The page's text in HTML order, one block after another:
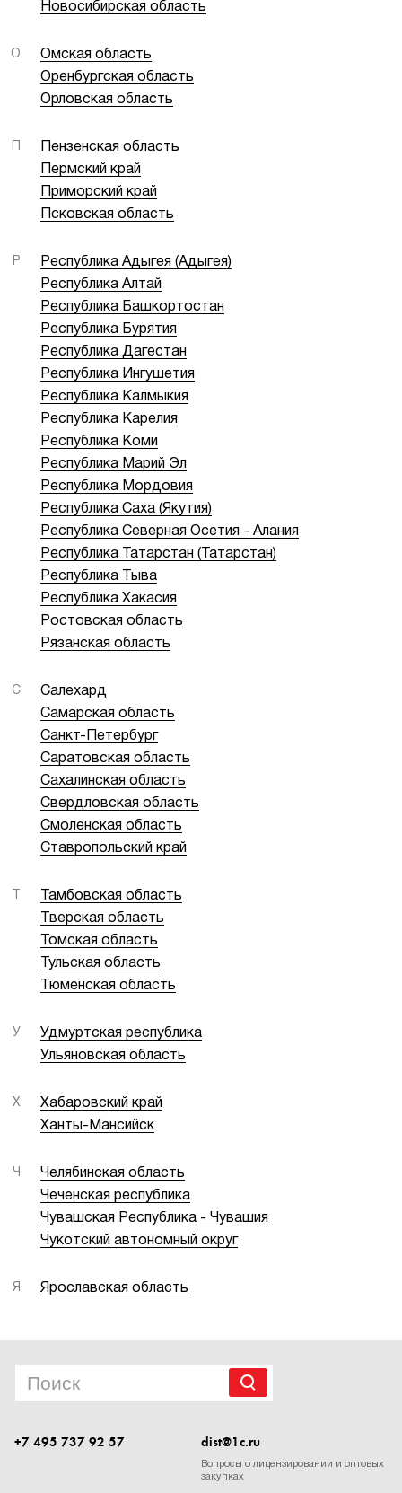
Новосибирская область
О
Омская область
Оренбургская область
Орловская область
Пензенская область
Пермский край
Приморский край
Псковская область
Р
Республика Адыгея (Адыгея)
Республика Алтай
Республика Башкортостан
Республика Бурятия
Республика Дагестан
Республика Ингушетия
Республика Калмыкия
Республика Карелия
Республика Коми
Республика Марий Эл
Республика Мордовия
Республика Саха (Якутия)
Республика Северная Осетия - Алания
Республика Татарстан (Татарстан)
Республика Тыва
Республика Хакасия
Ростовская область
Рязанская область
С
Салехард
Самарская область
Санкт-Петербург
Саратовская область
Сахалинская область
Свердловская область
Смоленская область
Ставропольский край
Тамбовская область
Тверская область
Томская область
Тульская область
Тюменская область
У
Удмуртская республика
Ульяновская область
Х
Хабаровский край
Ханты-Мансийск
Ч
Челябинская область
Чеченская республика
Чувашская Республика - Чувашия
Чукотский автономный округ
Я Ярославская область
+7 495 737 92 57 dist@1c.ru
Вопросы о лицензировании и оптовых
закупках